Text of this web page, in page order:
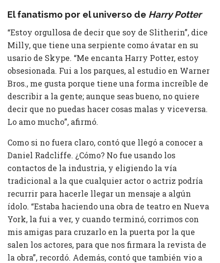
El fanatismo por el universo de Harry Potter
“Estoy orgullosa de decir que soy de Slitherin”, dice
Milly, que tiene una serpiente como ávatar en su
usario de Skype. “Me encanta Harry Potter, estoy
obsesionada. Fui a los parques, al estudio en Warner
Bros., me gusta porque tiene una forma increíble de
describir a la gente; aunque seas bueno, no quiere
decir que no puedas hacer cosas malas y viceversa.
Lo amo mucho”, afirmó.
Como si no fuera claro, contó que llegó a conocer a
Daniel Radcliffe. ¿Cómo? No fue usando los
contactos de la industria, y eligiendo la vía
tradicional a la que cualquier actor o actriz podría
recurrir para hacerle llegar un mensaje a algún
ídolo. “Estaba haciendo una obra de teatro en Nueva
York, la fui a ver, y cuando terminó, corrimos con
mis amigas para cruzarlo en la puerta por la que
salen los actores, para que nos firmara la revista de
la obra”, recordó. Además, contó que también vio a